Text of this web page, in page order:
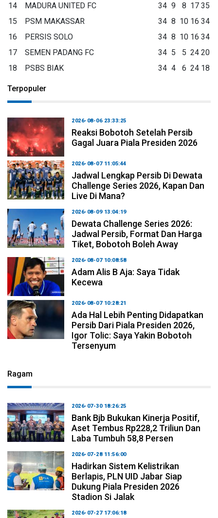
14 MADURA UNITED FC 34 9 8 17 35
15
PSM MAKASSAR 34 8 10 16 34
16
PERSIS SOLO 34 8 10 16 34
17
SEMEN PADANG FC 34 5 5 24 20
18
PSBS BIAK 34 4 6 24 18
Terpopuler
2026-08-06 23:33:25
Reaksi Bobotoh Setelah Persib
Gagal Juara Piala Presiden 2026
2026-08-07 11:05:44
Jadwal Lengkap Persib Di Dewata
Challenge Series 2026, Kapan Dan
Live Di Mana?
2026-08-09 13:04:19
Dewata Challenge Series 2026:
Jadwal Persib, Format Dan Harga
Tiket, Bobotoh Boleh Away
2026-08-07 10:08:58
Adam Alis B Aja: Saya Tidak
Kecewa
2026-08-07 10:28:21
Ada Hal Lebih Penting Didapatkan
Persib Dari Piala Presiden 2026,
Igor Tolic: Saya Yakin Bobotoh
Tersenyum
Ragam
2026-07-30 18:26:25
Bank Bjb Bukukan Kinerja Positif,
Aset Tembus Rp228,2 Triliun Dan
Laba Tumbuh 58,8 Persen
2026-07-28 11:56:00
Hadirkan Sistem Kelistrikan
Berlapis, PLN UID Jabar Siap
Dukung Piala Presiden 2026
Stadion Si Jalak
2026-07-27 17:06:18